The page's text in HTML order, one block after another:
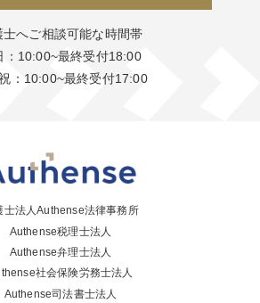
士へご相談可能な時間帯
：10:00~最終受付18:00
：10:00~最終受付17:00
士法人Authense法律事務所
Authense税理士法人
Authense弁理士法人
社会保険労務士法人
Authense司法書士法人